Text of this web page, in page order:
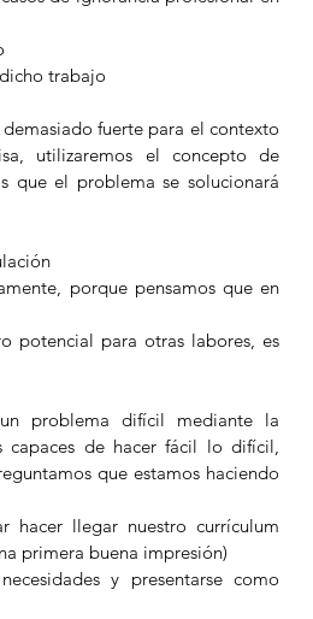
trabajo
fuerte para el contexto
utilizaremos el concepto de
que el problema se solucionará
porque pensamos que en
potencial para otras labores, es
problema difícil mediante la
capaces de hacer fácil lo difícil,
que estamos haciendo
llegar nuestro currículum
primera buena impresión)
y presentarse como